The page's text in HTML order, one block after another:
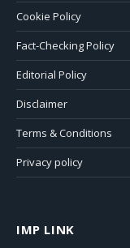
Cookie Policy
Fact-Checking Policy
Editorial Policy
Disclaimer
Terms & Conditions
Privacy policy
IMP LINK